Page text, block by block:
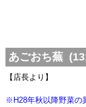
あごおち蕪
【店長より】
※H28年秋以降野菜の